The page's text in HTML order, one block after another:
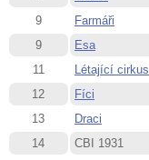
9
Farmáři
9
Esa
11
Létající cirkus
12
Fíci
13
Draci
14
CBI 1931